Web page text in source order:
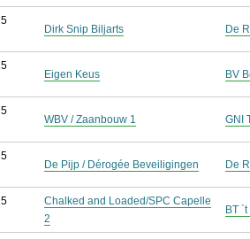
Dirk Snip Biljarts De
Eigen Keus BV
WBV / Zaanbouw 1 GNI
De Pijp / Dérogée Beveiligingen De
Chalked and Loaded/SPC Capelle
2
BT